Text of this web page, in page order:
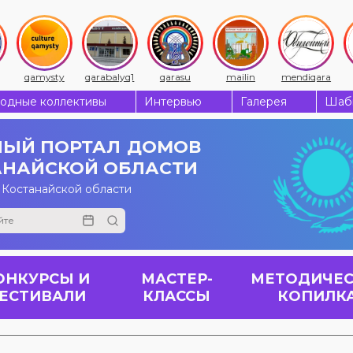
qamysty qarabalyq1 qarasu mailin mendiqara
коллективы Интервью Галерея
ПОРТАЛ ДОМОВ
ОБЛАСТИ
области
И
МАСТЕР-
КЛАССЫ